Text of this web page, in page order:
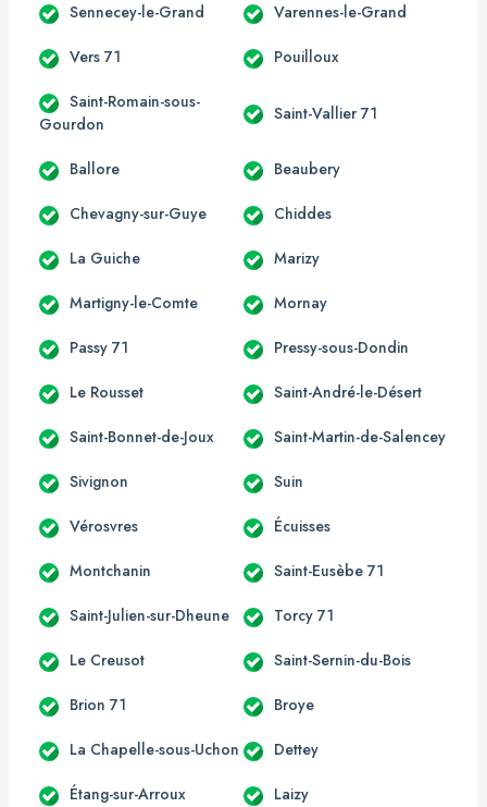
Sennecey-le-Grand Varennes-le-Grand
Vers 71 Pouilloux
Saint-Romain-sous-
Gourdon
Saint-Vallier 71
Ballore Beaubery
Chevagny-sur-Guye Chiddes
La Guiche Marizy
Martigny-le-Comte Mornay
Passy 71 Pressy-sous-Dondin
Le Rousset Saint-André-le-Désert
Saint-Bonnet-de-Joux Saint-Martin-de-Salencey
Sivignon Suin
Vérosvres Écuisses
Montchanin Saint-Eusèbe 71
Saint-Julien-sur-Dheune Torcy 71
Le Creusot Saint-Sernin-du-Bois
Brion 71 Broye
La Chapelle-sous-Uchon Dettey
Étang-sur-Arroux Laizy